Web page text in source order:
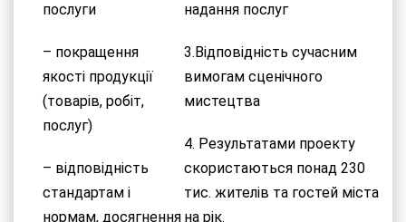
послуги
– покращення
якості продукції
(товарів, робіт,
послуг)
– відповідність
стандартам і
нормам, досягнення
надання послуг
3.Відповідність сучасним
вимогам сценічного
мистецтва
4. Результатами проекту
скористаються понад 230
тис. жителів та гостей міста
на рік.